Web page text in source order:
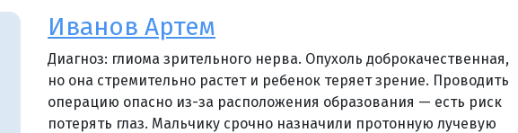
Иванов Артем
Диагноз: глиома зрительного нерва. Опухоль доброкачественная,
но она стремительно растет и ребенок теряет зрение. Проводить
операцию опасно из-за расположения образования — есть риск
потерять глаз. Мальчику срочно назначили протонную лучевую